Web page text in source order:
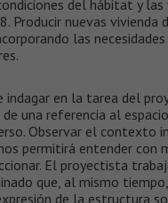
del hábitat y las
Producir nuevas vivienda
las
indagar en la tarea del
una referencia al
Observar el contexto
permitirá entender con
El proyectista
que, al mismo
de la estructura